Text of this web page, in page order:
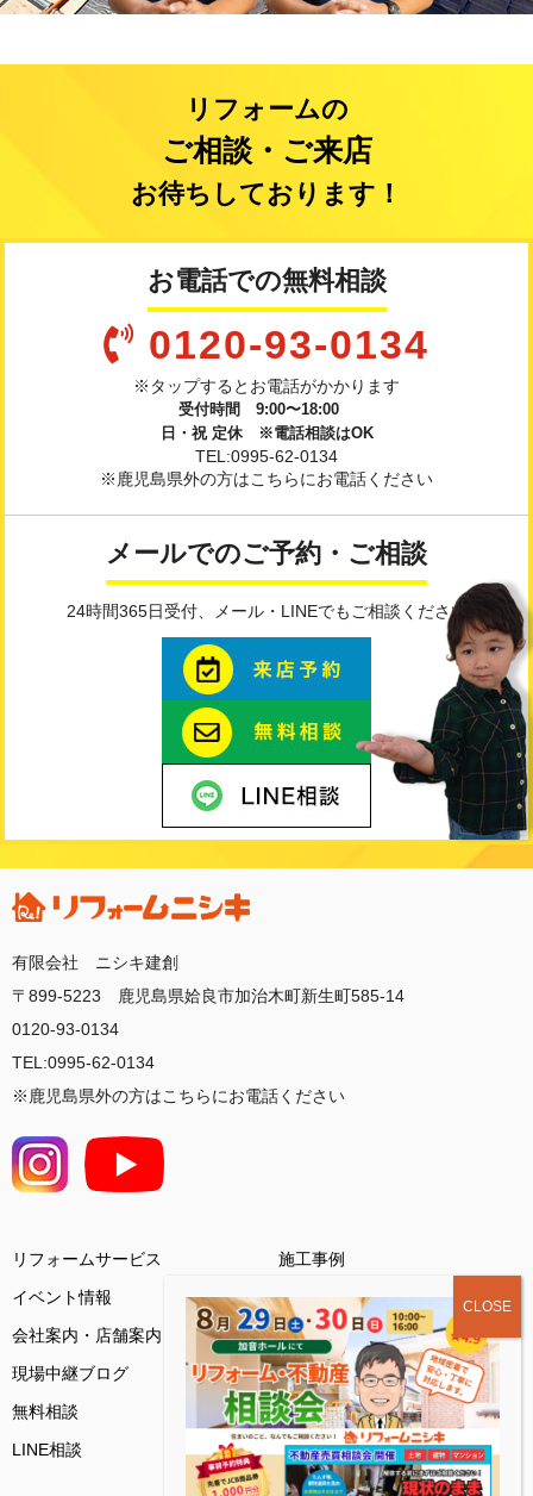
リフォームの
ご相談・ご来店
お待ちしております！
お電話での無料相談
0120-93-0134
※タップするとお電話がかかります
受付時間 9:00〜18:00
日・祝 定休 ※電話相談はOK
TEL:0995-62-0134
※鹿児島県外の方はこちらにお電話ください
メールでのご予約・ご相談
24時間365日受付、メール・LINEでもご相談ください
有限会社 ニシキ建創
〒899-5223 鹿児島県姶良市加治木町新生町585-14
0120-93-0134
TEL:0995-62-0134
※鹿児島県外の方はこちらにお電話ください
リフォームサービス
施工事例
イベント情報
会社案内・店舗案内
お客様の声
現場中継ブログ
基礎知識コラム
無料相談
ご来店予約
LINE相談